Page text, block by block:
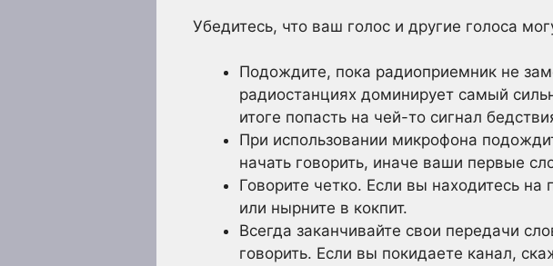
Убедитесь, что ваш голос и другие голоса
Подождите, пока радиоприемник не
радиостанциях доминирует самый
итоге попасть на чей-то сигнал
При использовании микрофона
начать говорить, иначе ваши первые
Говорите четко. Если вы находитесь
или нырните в кокпит.
Всегда заканчивайте свои передачи
говорить. Если вы покидаете канал,